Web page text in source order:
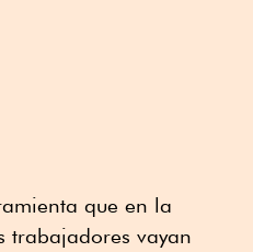
que en la
trabajadores vayan